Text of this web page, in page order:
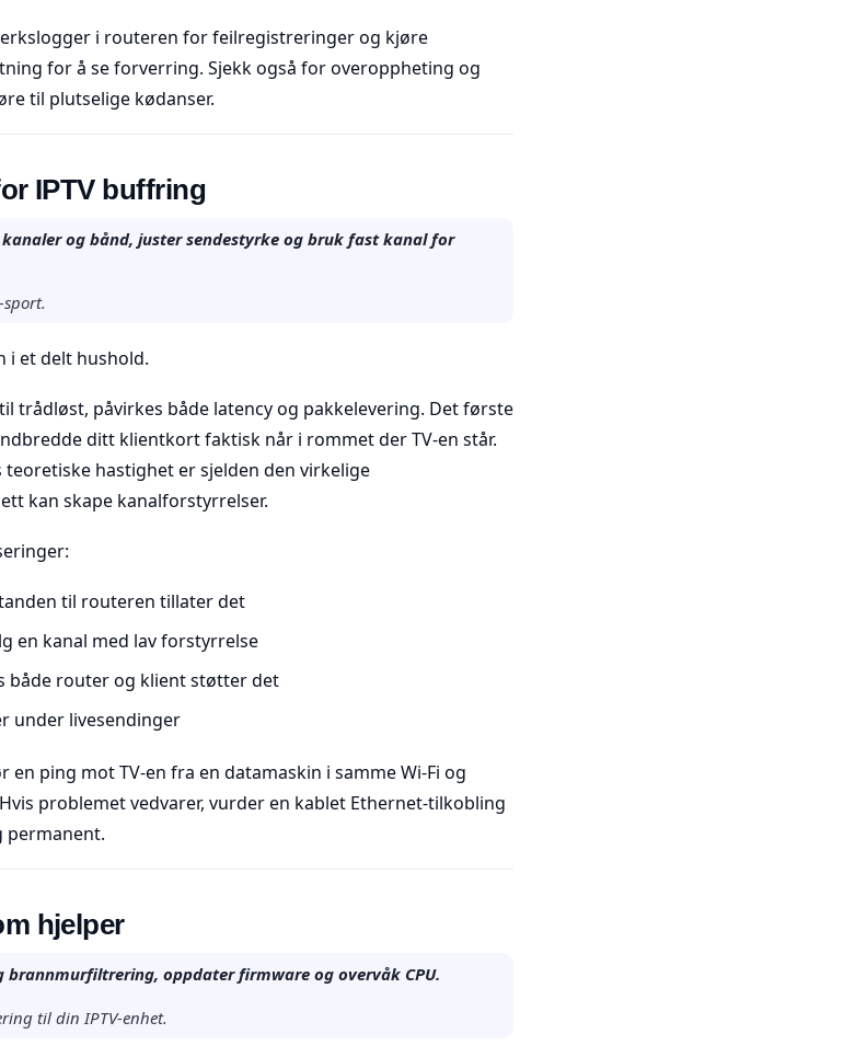
i routeren for feilregistreringer og kjøre
for å se forverring. Sjekk også for overoppheting og
til plutselige kødanser.
IPTV buffring
og bånd, juster sendestyrke og bruk fast kanal for
i et delt hushold.
trådløst, påvirkes både latency og pakkelevering. Det første
ditt klientkort faktisk når i rommet der TV-en står.
hastighet er sjelden den virkelige
kan skape kanalforstyrrelser.
til routeren tillater det
en kanal med lav forstyrrelse
både router og klient støtter det
under livesendinger
ping mot TV-en fra en datamaskin i samme Wi-Fi og
problemet vedvarer, vurder en kablet Ethernet-tilkobling
permanent.
hjelper
brannmurfiltrering, oppdater firmware og overvåk CPU.
til din IPTV-enhet.